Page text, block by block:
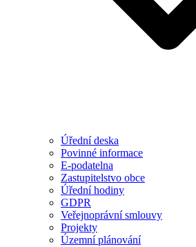
Úřední deska
Povinné informace
E-podatelna
Zastupitelstvo obce
Úřední hodiny
GDPR
Veřejnoprávní smlouvy
Projekty
Územní plánování